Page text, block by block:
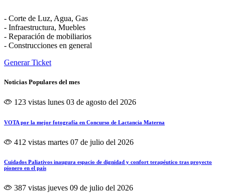
- Corte de Luz, Agua, Gas
- Infraestructura, Muebles
- Reparación de mobiliarios
- Construcciones en general
Generar Ticket
Noticias Populares del mes
123 vistas lunes 03 de agosto del 2026
VOTA por la mejor fotografía en Concurso de Lactancia Materna
412 vistas martes 07 de julio del 2026
Cuidados Paliativos inaugura espacio de dignidad y confort terapéutico tras proyecto
pionero en el país
387 vistas jueves 09 de julio del 2026